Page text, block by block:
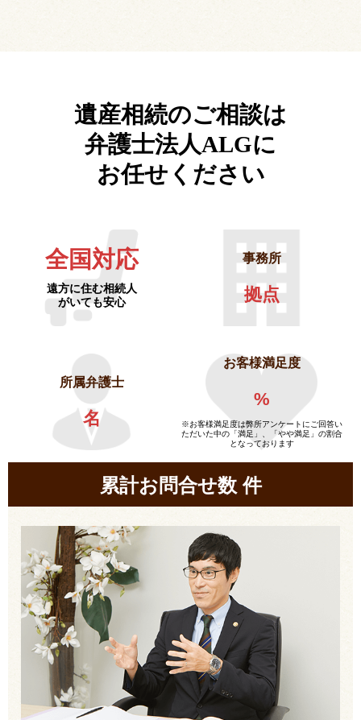
遺産相続のご相談は
弁護士法人ALGに
お任せください
全国対応
遠方に住む相続人
がいても安心
事務所
拠点
所属弁護士
名
お客様満足度
%
※お客様満足度は弊所アンケートにご回答い
ただいた中の「満足」、「やや満足」の割合
となっております
累計お問合せ数件